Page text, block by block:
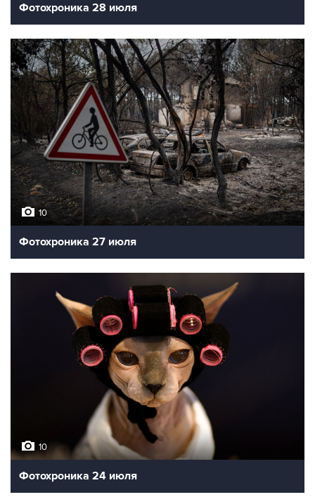
Фотохроника 28 июля
10
Фотохроника 27 июля
10
Фотохроника 24 июля